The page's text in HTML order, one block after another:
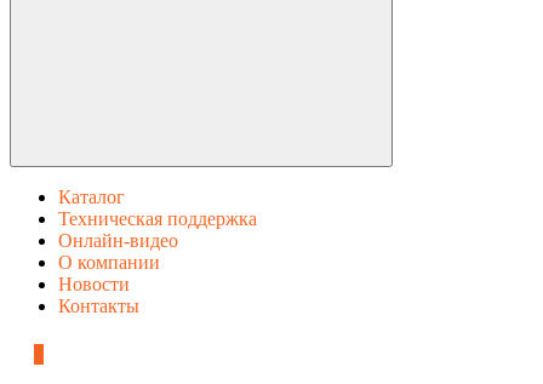
Каталог
Техническая поддержка
Онлайн-видео
О компании
Новости
Контакты